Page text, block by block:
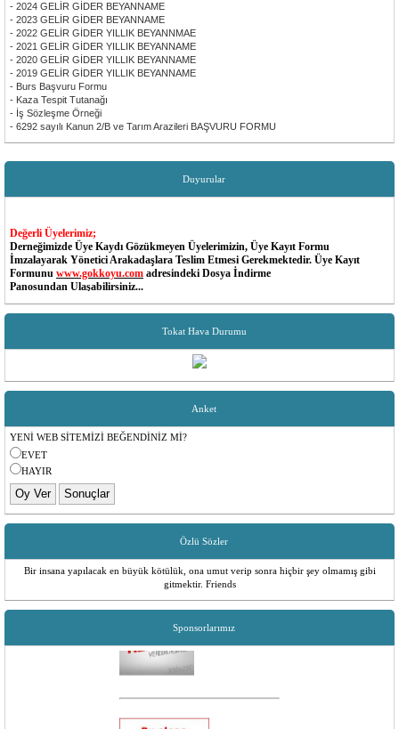
Duyurular
Değerli Üyelerimiz;
Derneğimizde Üye Kaydı Gözükmeyen Üyelerimizin, Üye Kayıt Formu
İmzalayarak Yönetici Arakadaşlara Teslim Etmesi Gerekmektedir. Üye Kayıt
Formunu www.gokkoyu.com adresindeki Dosya İndirme
Panosundan Ulaşabilirsiniz...
Üyelerimiz Dernek Yöneticileri İle İrtibata Gecip Telefon Numaralarını Güncellettirebilir...
Yönetim Kurulu
Aidat Borçlarınızı Aşağıdaki Banka Hesaplarımıza T.C Kimlik No Belirterek
Şube Kodu: 787
Hesap No: 6298579
IBAN: TR65 0006 2000 7870 0006 2985 79
Hesap Sahibi: TOKAT REŞADİYE GÖKKÖYÜ SOSYAL YARDIMLAŞMA
DERNEĞİ
Tokat Hava Durumu
Anket
YENİ WEB SİTEMİZİ BEĞENDİNİZ Mİ?
EVET
HAYIR
Özlü Sözler
Bir insana yapılacak en büyük kötülük, ona umut verip sonra hiçbir şey olmamış gibi
gitmektir. Friends
Sponsorlarımız
- 2024 GELİR GİDER BEYANNAME
- 2023 GELİR GİDER BEYANNAME
- 2022 GELİR GİDER YILLIK BEYANNMAE
- 2021 GELİR GİDER YILLIK BEYANNAME
- 2020 GELİR GİDER YILLIK BEYANNAME
- 2019 GELİR GİDER YILLIK BEYANNAME
- Burs Başvuru Formu
- Kaza Tespit Tutanağı
- İş Sözleşme Örneği
- 6292 sayılı Kanun 2/B ve Tarım Arazileri BAŞVURU FORMU